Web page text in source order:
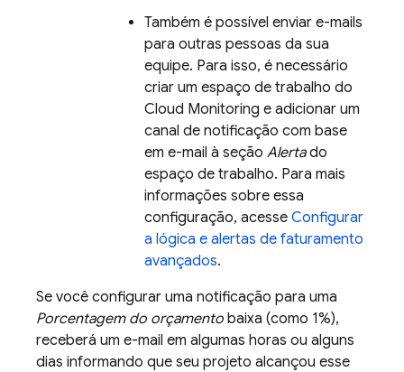
Também é possível enviar e-mails
para outras pessoas da sua
equipe. Para isso, é necessário
criar um espaço de trabalho do
Cloud Monitoring e adicionar um
canal de notificação com base
em e-mail à seção Alertado
espaço de trabalho. Para mais
informações sobre essa
configuração, acesse Configurar
a lógica e alertas de faturamento
avançados.
Se você configurar uma notificação para uma
Porcentagem do orçamento baixa (como 1%),
receberá um e-mail em algumas horas ou alguns
dias informando que seu projeto alcançou esse